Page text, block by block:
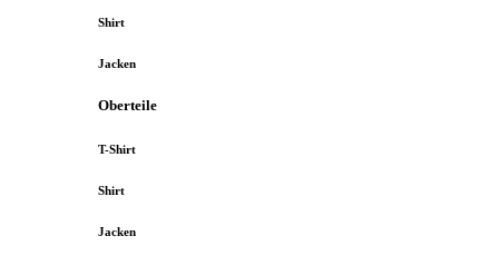
Shirt
Jacken
Oberteile
T-Shirt
Shirt
Jacken